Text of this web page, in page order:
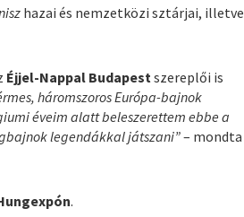
hazai és nemzetközi sztárjai, illetve
Éjjel-Nappal Budapest szereplői is
háromszoros Európa-bajnok
éveim alatt beleszerettem ebbe a
legendákkal játszani”– mondta
.